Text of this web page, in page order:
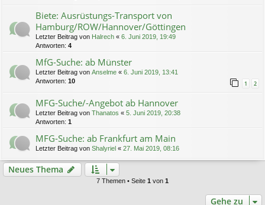
Biete: Ausrüstungs-Transport von
Hamburg/ROW/Hannover/Göttingen
Letzter Beitrag von Halrech « 6. Juni 2019, 19:49
Antworten: 4
MfG-Suche: ab Münster
Letzter Beitrag von Anselme « 6. Juni 2019, 13:41
Antworten: 10 1 2
MFG-Suche/-Angebot ab Hannover
Letzter Beitrag von Thanatos « 5. Juni 2019, 20:38
Antworten: 1
MFG-Suche: ab Frankfurt am Main
Letzter Beitrag von Shalyriel « 27. Mai 2019, 08:16
Neues Thema
7 Themen • Seite 1 von 1
Gehe zu